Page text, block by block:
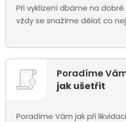
Při vyklízení dbáme na
vždy se snažíme dělat co
Poradíme
jak ušetřit
Poradíme Vám jak při